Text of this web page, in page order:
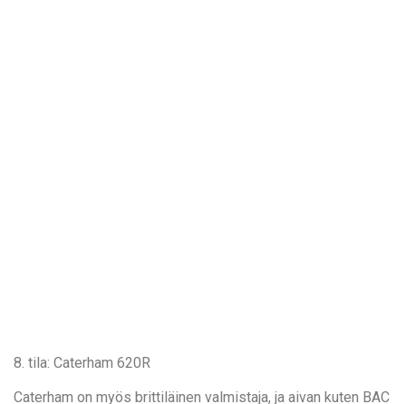
8. tila: Caterham 620R
Caterham on myös brittiläinen valmistaja, ja aivan kuten BAC